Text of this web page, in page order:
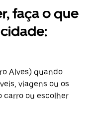
faça o que
Alves) quando
viagens ou os
carro ou escolher